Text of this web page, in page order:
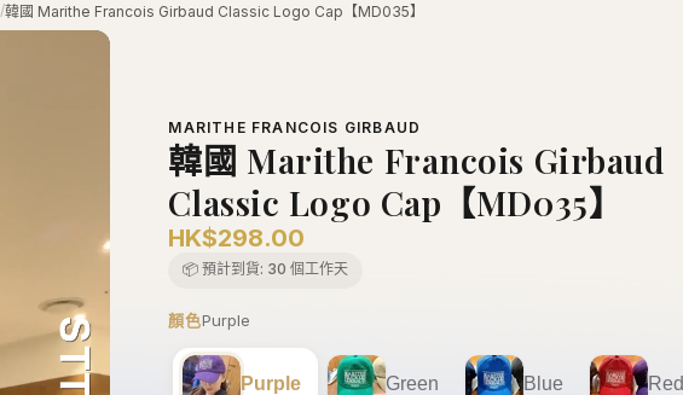
/韓國 Marithe Francois Girbaud Classic Logo Cap【MD035】
MARITHE FRANCOIS GIRBAUD
韓國 Marithe Francois Girbaud
Classic Logo Cap【MD035】
HK$298.00
📦 預計到貨: 30 個工作天
顏色Purple
Purple Green Blue Red